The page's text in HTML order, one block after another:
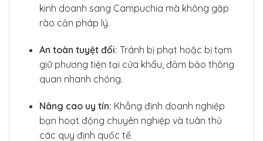
kinh doanh sang Campuchia mà không gặp
rào cản pháp lý.
An toàn tuyệt đối: Tránh bị phạt hoặc bị tạm
giữ phương tiện tại cửa khẩu, đảm bảo thông
quan nhanh chóng.
Nâng cao uy tín: Khẳng định doanh nghiệp
bạn hoạt động chuyên nghiệp và tuân thủ
các quy định quốc tế.